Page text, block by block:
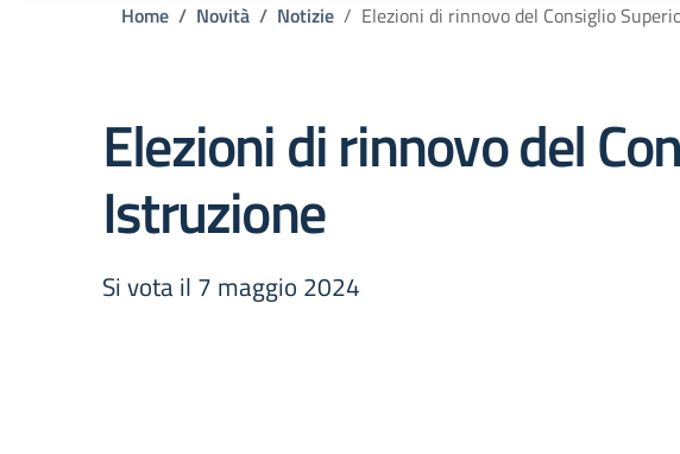
Home Novità Notizie Elezioni di rinnovo del Consiglio
Elezioni di rinnovo del
Istruzione
Si vota il 7 maggio 2024